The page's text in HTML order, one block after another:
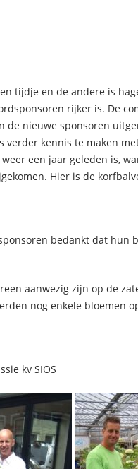
tijdje en de andere is
rijker is. De
de nieuwe sponsoren
verder kennis te maken
een jaar geleden is,
Hier is de
bedankt dat hun
aanwezig zijn op de
nog enkele bloemen
kv SIOS